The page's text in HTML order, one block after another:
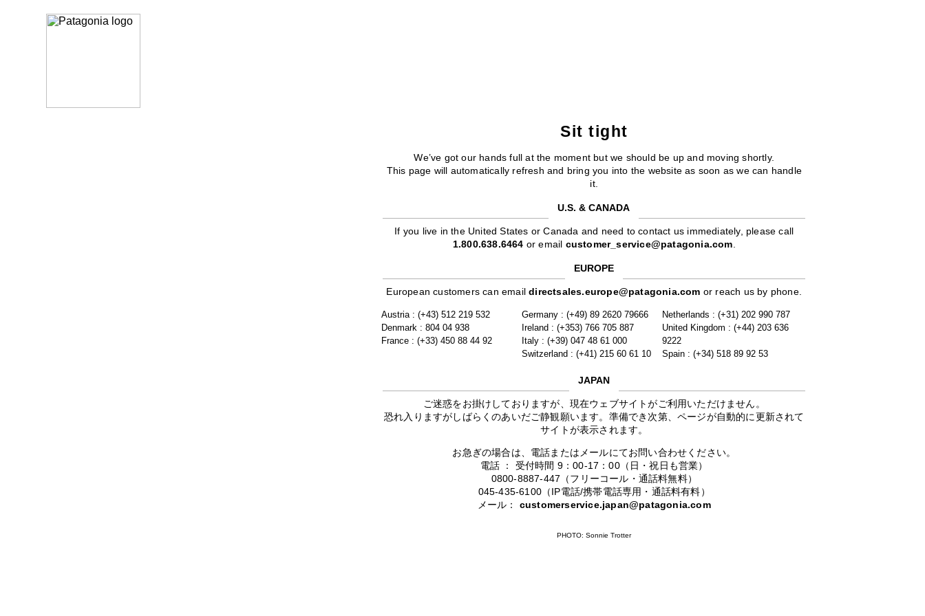
Sit tight
We’ve got our hands full at the moment but we should be up and moving shortly.
This page will automatically refresh and bring you into the website as soon as we can handle
it.
U.S. & CANADA
If you live in the United States or Canada and need to contact us immediately, please call
1.800.638.6464 or email customer_service@patagonia.com.
EUROPE
European customers can emaildirectsales.europe@patagonia.com or reach us by phone.
Austria : (+43) 512 219 532
Denmark : 804 04 938
France : (+33) 450 88 44 92
Germany : (+49) 89 2620 79666
Ireland : (+353) 766 705 887
Italy : (+39) 047 48 61 000
Switzerland : (+41) 215 60 61 10
Netherlands : (+31) 202 990 787
United Kingdom : (+44) 203 636
9222
Spain : (+34) 518 89 92 53
JAPAN
ご迷惑をお掛けしておりますが、現在ウェブサイトがご利用いただけません。
恐れ入りますがしばらくのあいだご静観願います。準備でき次第、ページが自動的に更新されて
サイトが表示されます。
お急ぎの場合は、電話またはメールにてお問い合わせください。
電話 ： 受付時間 9：00-17：00（日・祝日も営業）
0800-8887-447（フリーコール・通話料無料）
045-435-6100（IP電話/携帯電話専用・通話料有料）
メール： customerservice.japan@patagonia.com
PHOTO: Sonnie Trotter